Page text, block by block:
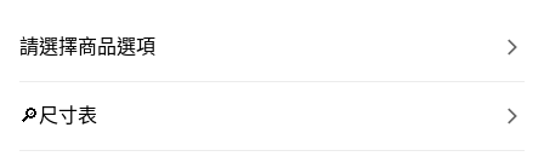
請選擇商品選項
🔎尺寸表